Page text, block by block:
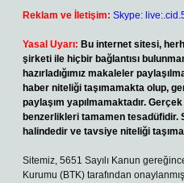
Reklam ve İletişim: Skype:
Yasal Uyarı: Bu internet sitesi,
şirketi ile hiçbir bağlantısı
hazırladığımız makaleler
haber niteliği taşımamakta olup,
paylaşım yapılmamaktadır.
benzerlikleri tamamen tesadüfidir.
halindedir ve tavsiye niteliği
Sitemiz, 5651 Sayılı Kanun
Kurumu (BTK) tarafından